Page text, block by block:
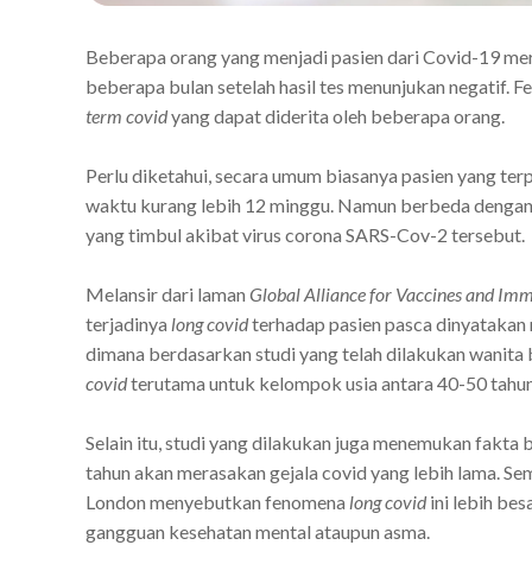
Beberapa orang yang menjadi pasien dari Covid-19
beberapa bulan setelah hasil tes menunjukan negatif.
term covidyang dapat diderita oleh beberapa orang.
Perlu diketahui, secara umum biasanya pasien yang
waktu kurang lebih 12 minggu. Namun berbeda
yang timbul akibat virus corona SARS-Cov-2 tersebut.
Melansir dari laman Global Alliance for Vaccines and
terjadinya long covidterhadap pasien pasca
dimana berdasarkan studi yang telah dilakukan
covidterutama untuk kelompok usia antara 40-50
Selain itu, studi yang dilakukan juga menemukan
tahun akan merasakan gejala covid yang lebih lama.
London menyebutkan fenomena long covidini lebih
gangguan kesehatan mental ataupun asma.